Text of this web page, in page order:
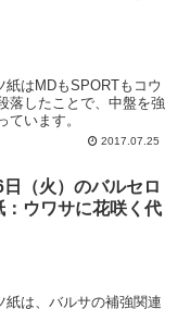
はMDもSPORTもコウ
落したことで、中盤を強
います。
2017.07.25
（火）のバルセロ
：ウワサに花咲く代
紙は、バルサの補強関連